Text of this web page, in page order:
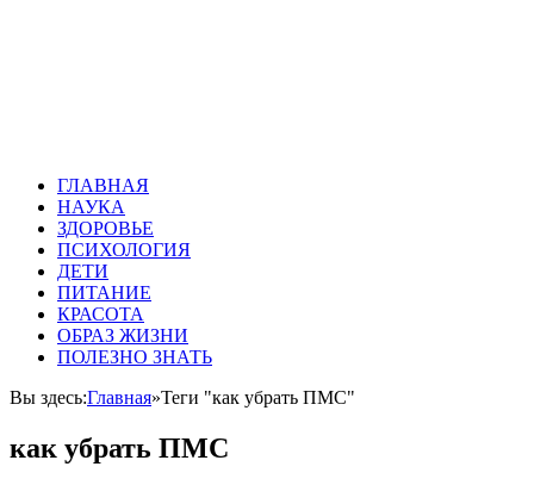
ГЛАВНАЯ
НАУКА
ЗДОРОВЬЕ
ПСИХОЛОГИЯ
ДЕТИ
ПИТАНИЕ
КРАСОТА
ОБРАЗ ЖИЗНИ
ПОЛЕЗНО ЗНАТЬ
Вы здесь:Главная»Теги "как убрать ПМС"
как убрать ПМС